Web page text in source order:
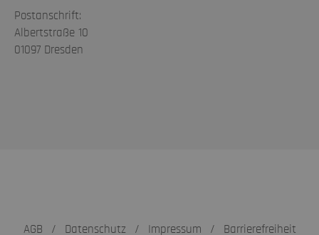
Postanschrift:
Albertstraße 10
01097 Dresden
AGB / Datenschutz / Impressum / Barrierefreiheit